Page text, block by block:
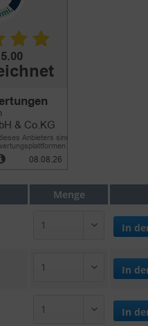
Menge
In
In
In